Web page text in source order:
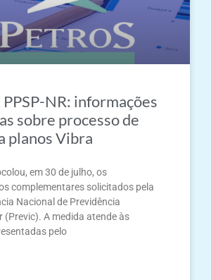
PPSP-NR: informações
sobre processo de
planos Vibra
em 30 de julho, os
complementares solicitados pela
Nacional de Previdência
(Previc). A medida atende às
pelo